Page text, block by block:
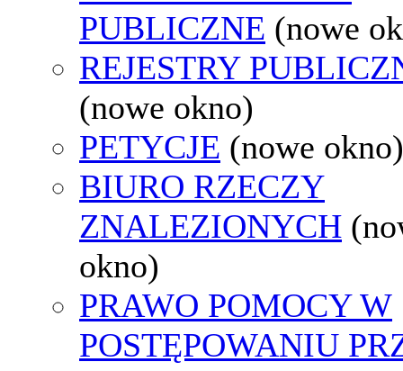
PUBLICZNE (nowe
REJESTRY
(nowe okno)
PETYCJE (nowe okno)
BIURO RZECZY
ZNALEZIONYCH
okno)
PRAWO POMOCY W
POSTĘPOWANIU